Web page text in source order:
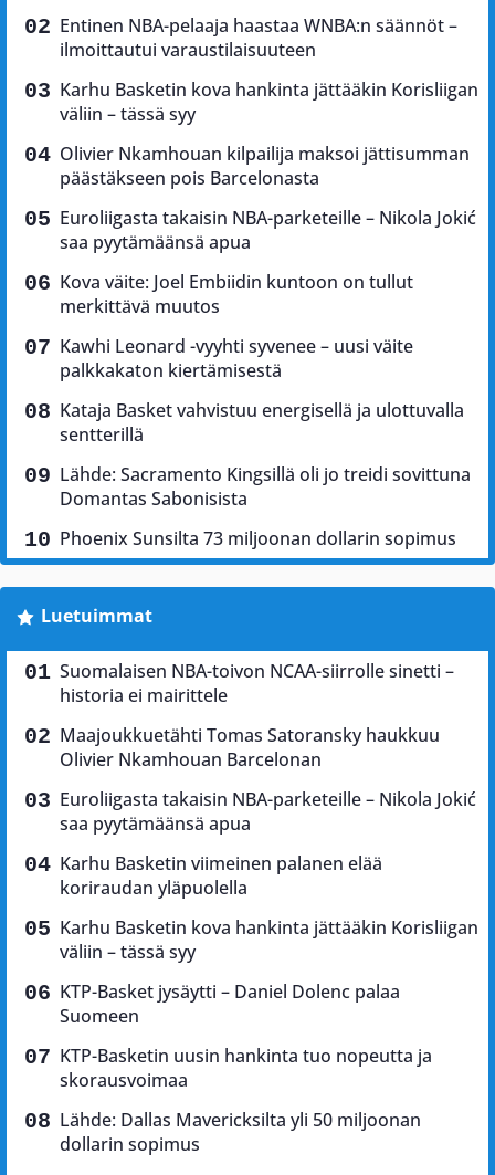
Entinen NBA-pelaaja haastaa WNBA:n säännöt –
ilmoittautui varaustilaisuuteen
Karhu Basketin kova hankinta jättääkin Korisliigan
väliin – tässä syy
Olivier Nkamhouan kilpailija maksoi jättisumman
päästäkseen pois Barcelonasta
Euroliigasta takaisin NBA-parketeille – Nikola Jokić
saa pyytämäänsä apua
Kova väite: Joel Embiidin kuntoon on tullut
merkittävä muutos
Kawhi Leonard -vyyhti syvenee – uusi väite
palkkakaton kiertämisestä
Kataja Basket vahvistuu energisellä ja ulottuvalla
sentterillä
Lähde: Sacramento Kingsillä oli jo treidi sovittuna
Domantas Sabonisista
Phoenix Sunsilta 73 miljoonan dollarin sopimus
Luetuimmat
Suomalaisen NBA-toivon NCAA-siirrolle sinetti –
historia ei mairittele
Maajoukkuetähti Tomas Satoransky haukkuu
Olivier Nkamhouan Barcelonan
Euroliigasta takaisin NBA-parketeille – Nikola Jokić
saa pyytämäänsä apua
Karhu Basketin viimeinen palanen elää
koriraudan yläpuolella
Karhu Basketin kova hankinta jättääkin Korisliigan
väliin – tässä syy
KTP-Basket jysäytti – Daniel Dolenc palaa
Suomeen
KTP-Basketin uusin hankinta tuo nopeutta ja
skorausvoimaa
Lähde: Dallas Mavericksilta yli 50 miljoonan
dollarin sopimus